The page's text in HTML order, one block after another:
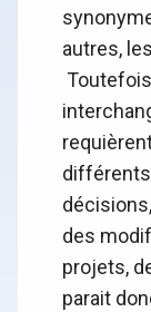
autres,
des
projets,
parait